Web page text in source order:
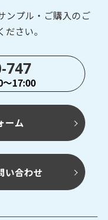
ンプル・ご購入の ご
さい。
747
17:00
ーム
い合わせ